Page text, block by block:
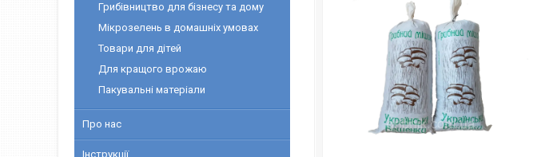
Грибівництво для бізнесу та дому
Мікрозелень в домашніх умовах
Товари для дітей
Для кращого врожаю
Пакувальні матеріали
Про нас
Інструкції